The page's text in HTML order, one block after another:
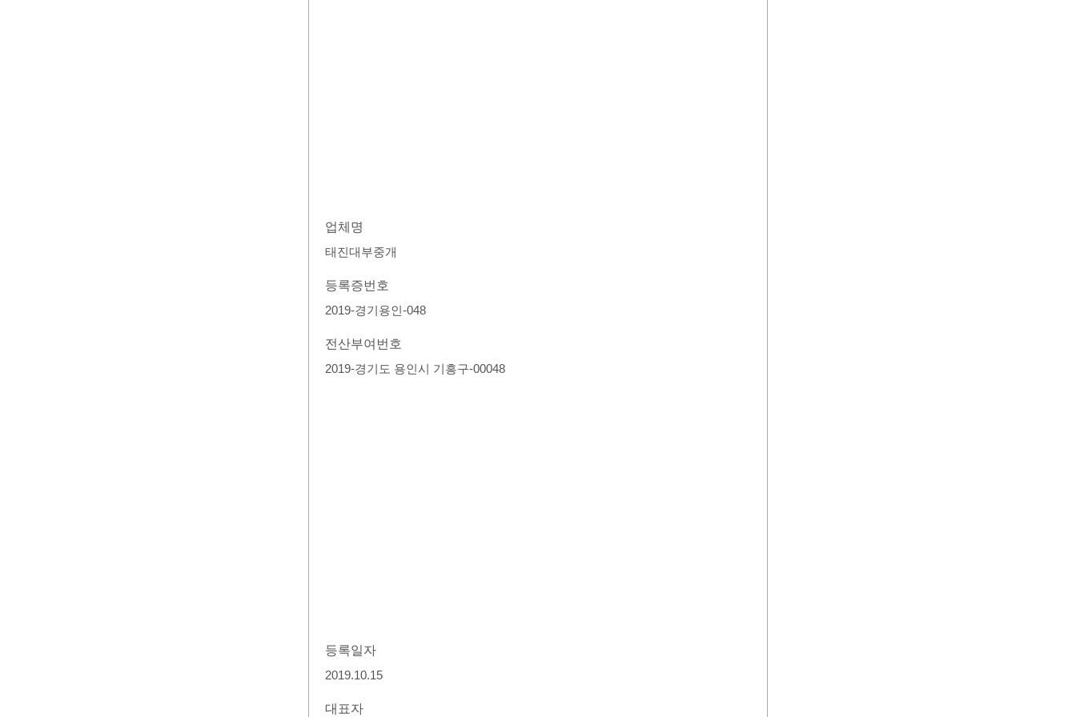
업체명
태진대부중개
등록증번호
2019-경기용인-048
전산부여번호
2019-경기도 용인시 기흥구-00048
등록일자
2019.10.15
대표자